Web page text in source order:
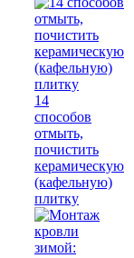
14
способов
отмыть,
почистить
керамическую
(кафельную)
плитку